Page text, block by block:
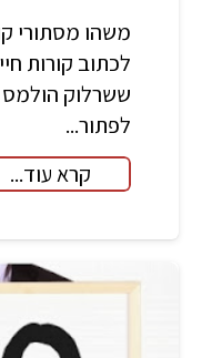
משהו מסתורי
לכתוב קורות
ששרלוק הולמס
לפתור...
קרא עוד...